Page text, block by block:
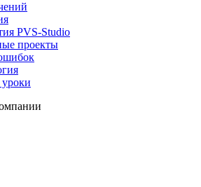
PVS-Studio
проекты